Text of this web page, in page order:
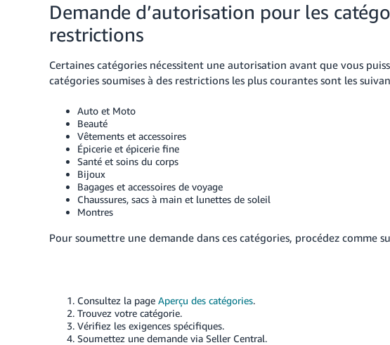
Demande d’autorisation pour les
restrictions
Certaines catégories nécessitent une autorisation avant que vous
catégories soumises à des restrictions les plus courantes sont les
Auto et Moto
Beauté
Vêtements et accessoires
Épicerie et épicerie fine
Santé et soins du corps
Bijoux
Bagages et accessoires de voyage
Chaussures, sacs à main et lunettes de soleil
Montres
Pour soumettre une demande dans ces catégories, procédez comme
Consultez la page Aperçu des catégories.
Trouvez votre catégorie.
Vérifiez les exigences spécifiques.
Soumettez une demande via Seller Central.